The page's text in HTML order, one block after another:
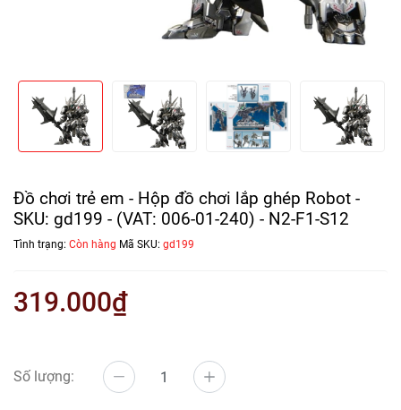
Đồ chơi trẻ em - Hộp đồ chơi lắp ghép Robot -
SKU: gd199 - (VAT: 006-01-240) - N2-F1-S12
Tình trạng: Còn hàng Mã SKU: gd199
319.000₫
Số lượng: